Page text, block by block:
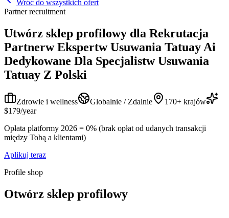
Wróć do wszystkich ofert
Partner recruitment
Utwórz sklep profilowy dla Rekrutacja
Partnerw Ekspertw Usuwania Tatuay Ai
Dedykowane Dla Specjalistw Usuwania
Tatuay Z Polski
Zdrowie i wellness Globalnie / Zdalnie
170+ krajów
$179/year
Opłata platformy 2026 = 0% (brak opłat od udanych transakcji
między Tobą a klientami)
Aplikuj teraz
Profile shop
Otwórz sklep profilowy